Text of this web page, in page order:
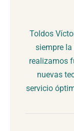
Toldos
siempre la
realizamos
nuevas
servicio